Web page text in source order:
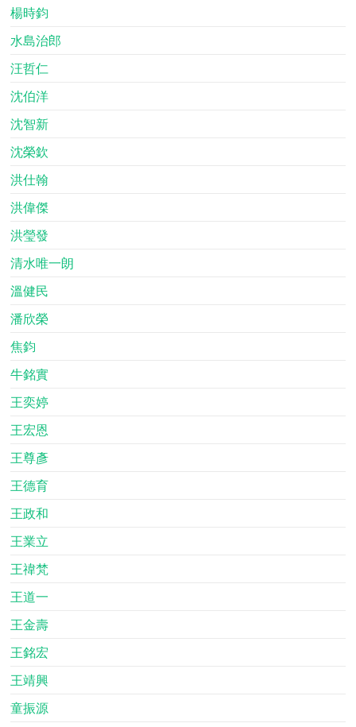
楊時鈞
水島治郎
汪哲仁
沈伯洋
沈智新
沈榮欽
洪仕翰
洪偉傑
洪瑩發
清水唯一朗
溫健民
潘欣榮
焦鈞
牛銘實
王奕婷
王宏恩
王尊彥
王德育
王政和
王業立
王禕梵
王道一
王金壽
王銘宏
王靖興
童振源